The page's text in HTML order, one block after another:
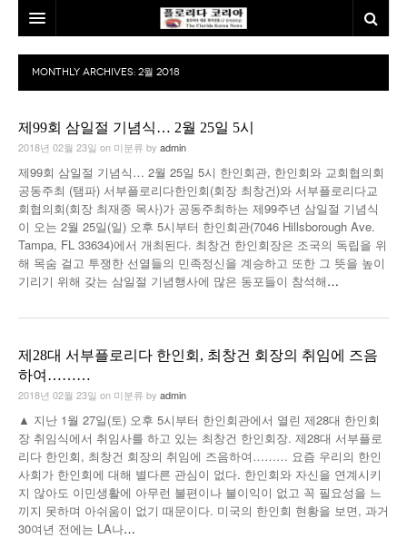
홈
본사소개
뉴스
동포
미국
칼럼
발행인칼럼
김명열칼럼
이명덕칼럼
김선옥칼럼
김원동칼럼
건강
본보특집
100인선/독자광장
100인선
독자광장
여행
인근여행지
놀이공원
낚시/비치
골프
인터뷰/탐방
MONTHLY ARCHIVES: 2월 2018
제99회 삼일절 기념식… 2월 25일 5시
2018년 02월 23일 on 미분류 by admin
제99회 삼일절 기념식… 2월 25일 5시 한인회관, 한인회와 교회협의회
공동주최 (탬파) 서부플로리다한인회(회장 최창건)와 서부플로리다교
회협의회(회장 최재종 목사)가 공동주최하는 제99주년 삼일절 기념식
이 오는 2월 25일(일) 오후 5시부터 한인회관(7046 Hillsborough Ave.
Tampa, FL 33634)에서 개최된다. 최창건 한인회장은 조국의 독립을 위
해 목숨 걸고 투쟁한 선열들의 민족정신을 계승하고 또한 그 뜻을 높이
기리기 위해 갖는 삼일절 기념행사에 많은 동포들이 참석해…
제28대 서부플로리다 한인회, 최창건 회장의 취임에 즈음
하여………
2018년 02월 23일 on 미분류 by admin
▲ 지난 1월 27일(토) 오후 5시부터 한인회관에서 열린 제28대 한인회
장 취임식에서 취임사를 하고 있는 최창건 한인회장. 제28대 서부플로
리다 한인회, 최창건 회장의 취임에 즈음하여……… 요즘 우리의 한인
사회가 한인회에 대해 별다른 관심이 없다. 한인회와 자신을 연계시키
지 않아도 이민생활에 아무런 불편이나 불이익이 없고 꼭 필요성을 느
끼지 못하며 아쉬움이 없기 때문이다. 미국의 한인회 현황을 보면, 과거
30여년 전에는 LA나…